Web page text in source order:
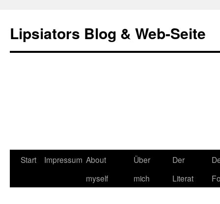
Lipsiators Blog & Web-Seite
Start Impressum About
myself
Über
mich
Der
Literat